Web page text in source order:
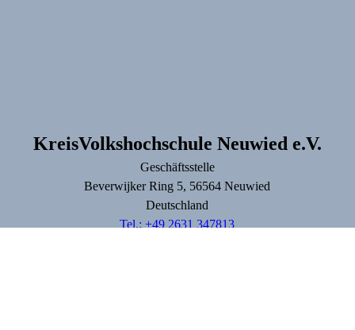
KreisVolkshochschule Neuwied e.V.
Geschäftsstelle
Beverwijker Ring 5, 56564Neuwied
Deutschland
Tel.: +49 2631 347813